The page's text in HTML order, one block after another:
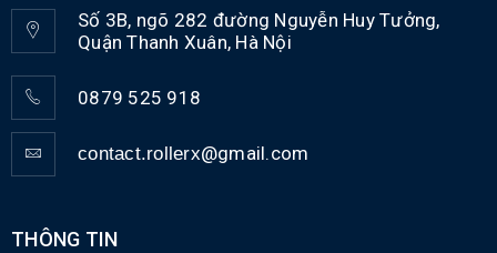
Số 3B, ngõ 282 đường Nguyễn Huy Tưởng,
Quận Thanh Xuân, Hà Nội
0879 525 918
contact.rollerx@gmail.com
THÔNG TIN